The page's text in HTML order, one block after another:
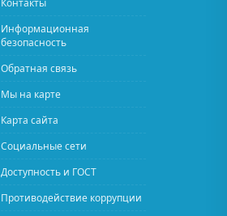
Контакты
Информационная
безопасность
Обратная связь
Мы на карте
Карта сайта
Социальные сети
Доступность и ГОСТ
Противодействие коррупции